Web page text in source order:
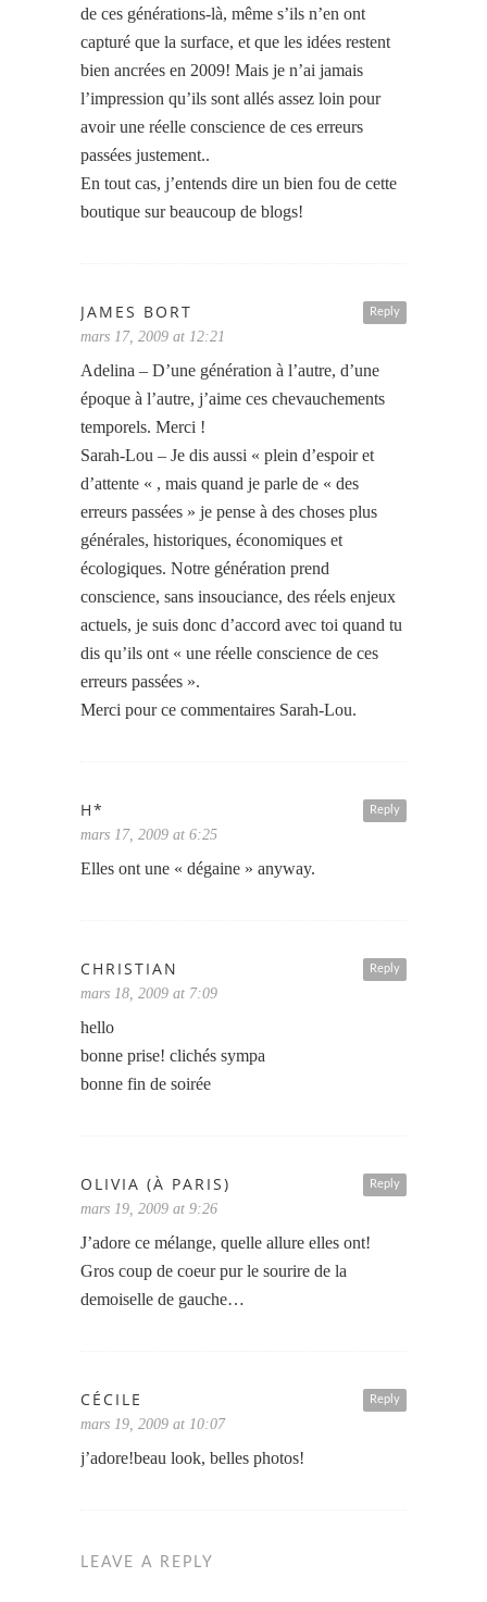
de ces générations-là, même s’ils n’en ont
capturé que la surface, et que les idées restent
bien ancrées en 2009! Mais je n’ai jamais
l’impression qu’ils sont allés assez loin pour
avoir une réelle conscience de ces erreurs
passées justement..
En tout cas, j’entends dire un bien fou de cette
boutique sur beaucoup de blogs!
Reply
JAMES BORT
mars 17, 2009 at 12:21
Adelina – D’une génération à l’autre, d’une
époque à l’autre, j’aime ces chevauchements
temporels. Merci !
Sarah-Lou – Je dis aussi « plein d’espoir et
d’attente « , mais quand je parle de « des
erreurs passées » je pense à des choses plus
générales, historiques, économiques et
écologiques. Notre génération prend
conscience, sans insouciance, des réels enjeux
actuels, je suis donc d’accord avec toi quand tu
dis qu’ils ont « une réelle conscience de ces
erreurs passées ».
Merci pour ce commentaires Sarah-Lou.
Reply
H*
mars 17, 2009 at 6:25
Elles ont une « dégaine » anyway.
Reply
CHRISTIAN
mars 18, 2009 at 7:09
hello
bonne prise! clichés sympa
bonne fin de soirée
Reply
OLIVIA (À PARIS)
mars 19, 2009 at 9:26
J’adore ce mélange, quelle allure elles ont!
Gros coup de coeur pur le sourire de la
demoiselle de gauche…
Reply
CÉCILE
mars 19, 2009 at 10:07
j’adore!beau look, belles photos!
LEAVE A REPLY